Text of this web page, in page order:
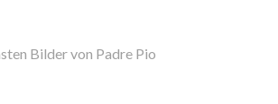
Bilder von Padre Pio